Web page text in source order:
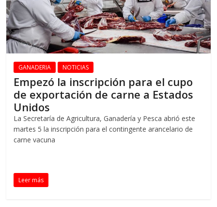
GANADERIA NOTICIAS
Empezó la inscripción para el cupo
de exportación de carne a Estados
Unidos
La Secretaría de Agricultura, Ganadería y Pesca abrió este
martes 5 la inscripción para el contingente arancelario de
carne vacuna
Leer más